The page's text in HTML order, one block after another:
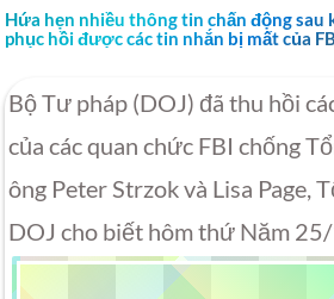
Hứa hẹn nhiều thông tin chấn động sau
phục hồi được các tin nhắn bị mất của
Bộ Tư pháp (DOJ) đã thu hồi
của các quan chức FBI chống
ông Peter Strzok và Lisa Page,
DOJ cho biết hôm thứ Năm